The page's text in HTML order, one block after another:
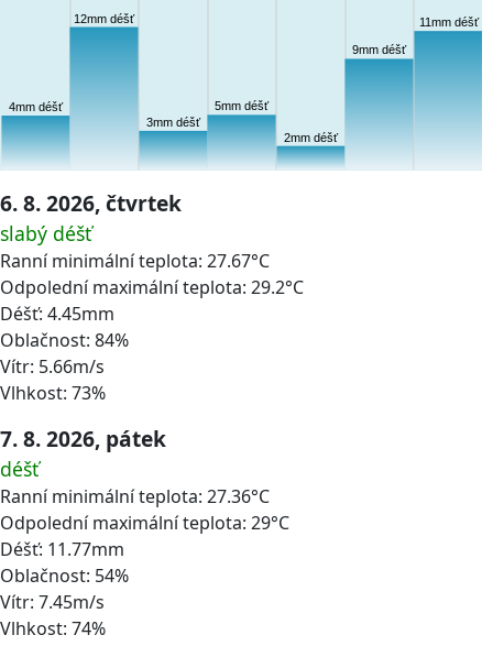
4mm déšť
12mm déšť
3mm déšť
5mm déšť
2mm déšť
9mm déšť
11mm déšť
6. 8. 2026, čtvrtek
slabý déšť
Ranní minimální teplota: 27.67°C
Odpolední maximální teplota: 29.2°C
Déšť: 4.45mm
Oblačnost: 84%
Vítr: 5.66m/s
Vlhkost: 73%
7. 8. 2026, pátek
déšť
Ranní minimální teplota: 27.36°C
Odpolední maximální teplota: 29°C
Déšť: 11.77mm
Oblačnost: 54%
Vítr: 7.45m/s
Vlhkost: 74%